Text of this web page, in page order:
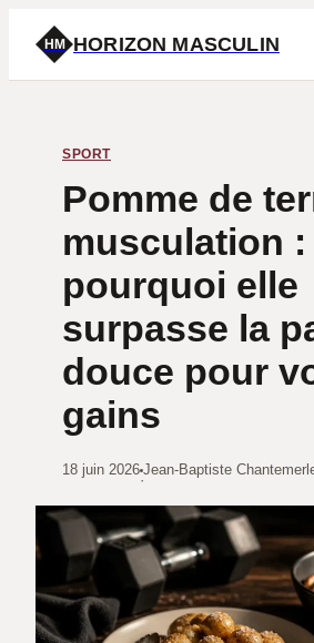
HM HORIZON MASCULIN
SPORT
Pomme de
musculation :
pourquoi elle
surpasse la
douce pour
gains
18 juin 2026
·
Jean-Baptiste